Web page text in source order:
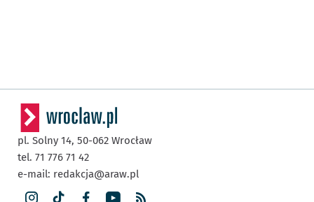
pl. Solny 14, 50-062 Wrocław
tel. 71 776 71 42
e-mail: redakcja@araw.pl